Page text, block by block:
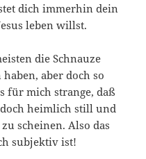
dich immerhin dein
leben willst.
die Schnauze
aber doch so
für mich strange, daß
heimlich still und
scheinen. Also das
subjektiv ist!